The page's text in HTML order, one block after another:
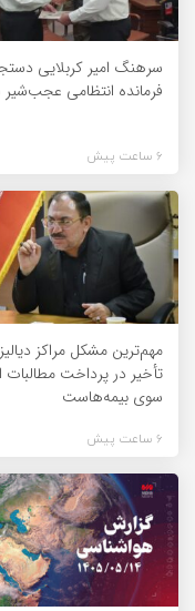
سرهنگ امیر کربلایی
فرمانده انتظامی
6 ساعت پیش
مهم‌ترین مشکل مراکز دیالیز
تأخیر در پرداخت مطالبات
سوی بیمه‌هاست
6 ساعت پیش